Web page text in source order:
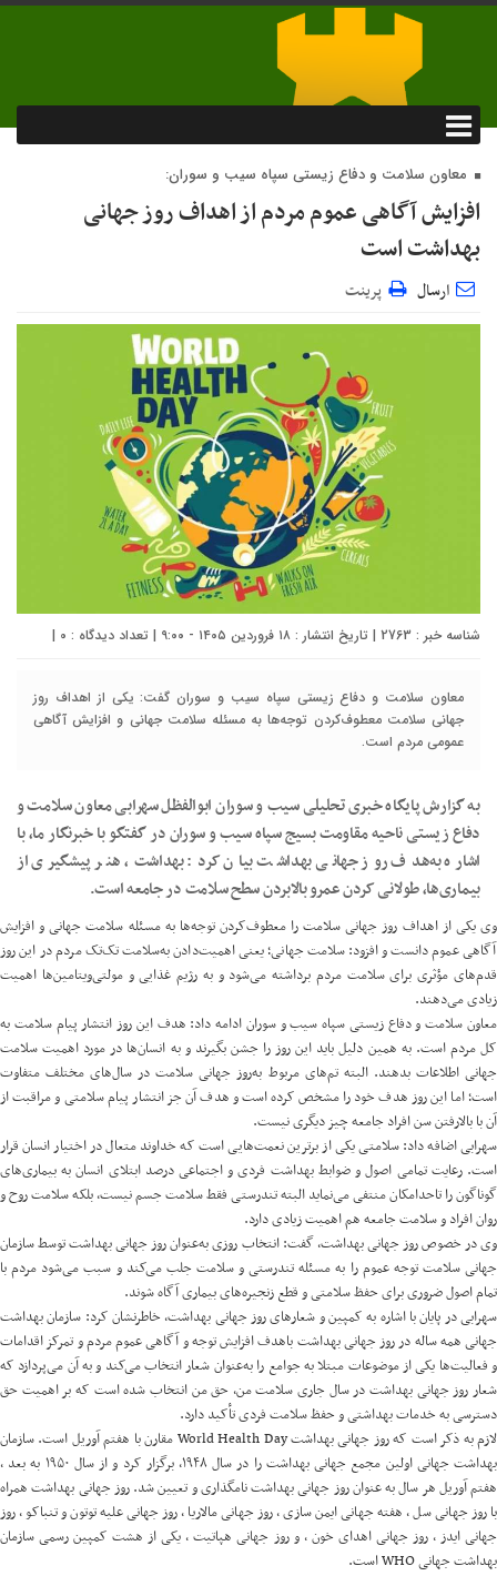
معاون سلامت و دفاع زیستی سپاه سیب و سوران:
افزایش آگاهی عموم مردم از اهداف روز جهانی
بهداشت است
ارسال پرینت
شناسه خبر : 2763 | تاریخ انتشار : ۱۸ فروردین ۱۴۰۵ - ۹:۰۰ | تعداد دیدگاه : ۰ |
معاون سلامت و دفاع زیستی سپاه سیب و سوران گفت: یکی از اهداف روز
جهانی سلامت معطوف‌کردن توجه‌ها به مسئله سلامت جهانی و افزایش آگاهی
عمومی مردم است.
به گزارش پایگاه خبری تحلیلی سیب و سوران ابوالفظل سهرابی معاون سلامت و
دفاع زیستی ناحیه مقاومت بسیج سپاه سیب و سوران در گفتگو با خبرنگار ما، با
اشاره به‌هدف روز جهانی بهداشت بیان کرد: بهداشت، هنر پیشگیری از
بیماری‌ها، طولانی کردن عمرو بالابردن سطح سلامت در جامعه است.
وی یکی از اهداف روز جهانی سلامت را معطوف‌کردن توجه‌ها به مسئله سلامت جهانی و افزایش
آگاهی عموم دانست و افزود: سلامت جهانی؛ یعنی اهمیت‌دادن به‌سلامت تک‌تک مردم در این روز
قدم‌های مؤثری برای سلامت مردم برداشته می‌شود و به رژیم غذایی و مولتی‌ویتامین‌ها اهمیت
زیادی می‌دهند.
معاون سلامت و دفاع زیستی سپاه سیب و سوران ادامه داد: هدف این روز انتشار پیام سلامت به
کل مردم است. به همین دلیل باید این روز را جشن بگیرند و به انسان‌ها در مورد اهمیت سلامت
جهانی اطلاعات بدهند. البته تم‌های مربوط به‌روز جهانی سلامت در سال‌های مختلف متفاوت
است؛ اما این روز هدف خود را مشخص کرده است و هدف آن جز انتشار پیام سلامتی و مراقبت از
آن با بالارفتن سن افراد جامعه چیز دیگری نیست.
سهرابی اضافه داد: سلامتی یکی از برترین نعمت‌هایی است که خداوند متعال در اختیار انسان قرار
است. رعایت تمامی اصول و ضوابط بهداشت فردی و اجتماعی درصد ابتلای انسان به بیماری‌های
گوناگون را تاحدامکان منتفی می‌نماید البته تندرستی فقط سلامت جسم نیست، بلکه سلامت روح و
روان افراد و سلامت جامعه هم اهمیت زیادی دارد.
وی در خصوص روز جهانی بهداشت، گفت: انتخاب روزی به‌عنوان روز جهانی بهداشت توسط سازمان
جهانی سلامت توجه عموم را به مسئله تندرستی و سلامت جلب می‌کند و سبب می‌شود مردم با
تمام اصول ضروری برای حفظ سلامتی و قطع زنجیره‌های بیماری آگاه شوند.
سهرابی در پایان با اشاره به کمپین و شعارهای روز جهانی بهداشت، خاطرنشان کرد: سازمان بهداشت
جهانی همه ساله در روز جهانی بهداشت باهدف افزایش توجه و آگاهی عموم مردم و تمرکز اقدامات
و فعالیت‌ها یکی از موضوعات مبتلا به جوامع را به‌عنوان شعار انتخاب می‌کند و به آن می‌پردازد که
شعار روز جهانی بهداشت در سال جاری سلامت من، حق من انتخاب شده است که بر اهمیت حق
دسترسی به خدمات بهداشتی و حفظ سلامت فردی تأکید دارد.
لازم به ذکر است که روز جهانی بهداشت World Health Day مقارن با هفتم آوریل است. سازمان
بهداشت جهانی اولین مجمع جهانی بهداشت را در سال ۱۹۴۸، برگزار کرد و از سال ۱۹۵۰ به بعد ،
هفتم آوریل هر سال به عنوان روز جهانی بهداشت نامگذاری و تعیین شد. روز جهانی بهداشت همراه
با روز جهانی سل ، هفته جهانی ایمن سازی ، روز جهانی مالاریا ، روز جهانی علیه توتون و تنباکو ، روز
جهانی ایدز ، روز جهانی اهدای خون ، و روز جهانی هپاتیت ، یکی از هشت کمپین رسمی سازمان
بهداشت جهانی WHO است.